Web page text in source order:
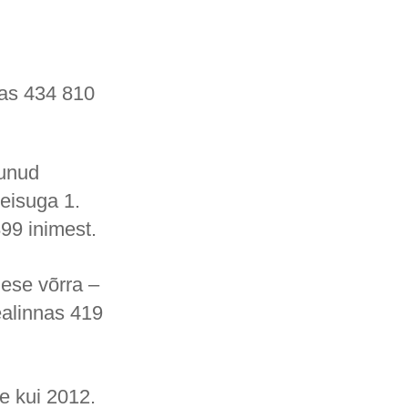
434 810
1.
inimest.
võrra –
419
kui 2012.